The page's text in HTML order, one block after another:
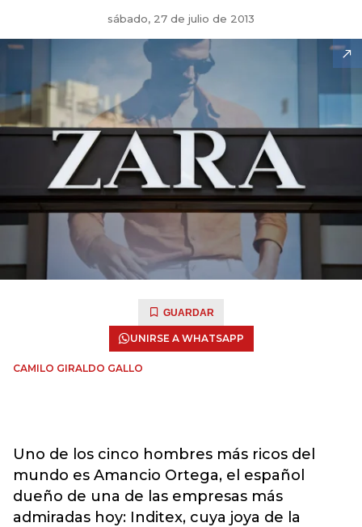
sábado, 27 de julio de 2013
GUARDAR
UNIRSE A WHATSAPP
CAMILO GIRALDO GALLO
Uno de los cinco hombres más ricos del
mundo es Amancio Ortega, el español
dueño de una de las empresas más
admiradas hoy: Inditex, cuya joya de la